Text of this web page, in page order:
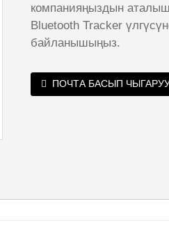
компанияңыздын
Bluetooth Tracker
байланышыңыз.
ПОЧТА БАСЫП